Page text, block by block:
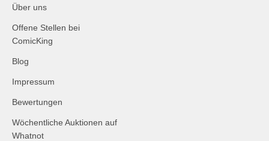
Über uns
Offene Stellen bei
ComicKing
Blog
Impressum
Bewertungen
Wöchentliche Auktionen auf
Whatnot